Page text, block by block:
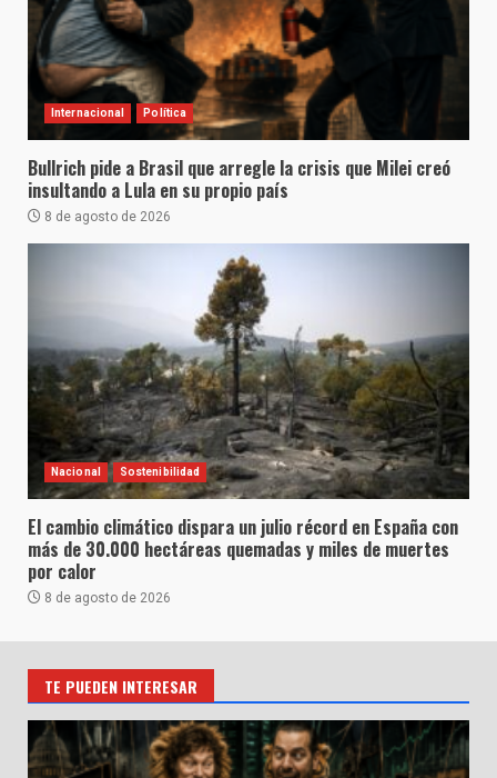
Internacional Política
Bullrich pide a Brasil que arregle la crisis que Milei creó
insultando a Lula en su propio país
8 de agosto de 2026
Nacional Sostenibilidad
El cambio climático dispara un julio récord en España con
más de 30.000 hectáreas quemadas y miles de muertes
por calor
8 de agosto de 2026
TE PUEDEN INTERESAR